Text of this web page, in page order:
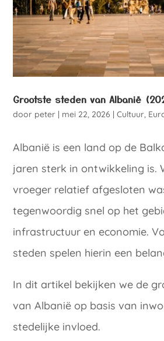
Grootste steden van Albanië
door peter | mei 22, 2026 |Cultuur
Albanië is een land op de
jaren sterk in ontwikkeling is.
vroeger relatief afgesloten
tegenwoordig snel op het
infrastructuur en economie.
steden spelen hierin een
In dit artikel bekijken we de
van Albanië op basis van
stedelijke invloed.